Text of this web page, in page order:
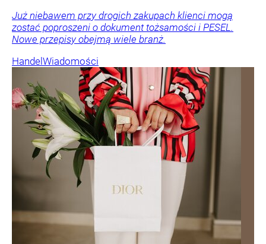
Już niebawem przy drogich zakupach klienci mogą
zostać poproszeni o dokument tożsamości i PESEL.
Nowe przepisy obejmą wiele branż.
HandelWiadomości